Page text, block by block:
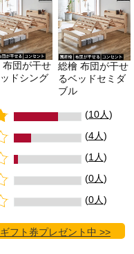
布団が干せ
ドシング
総檜 布団が干せ
るベッドセミダ
ブル
(10人)
(4人)
(1人)
(0人)
(0人)
フト券プレゼント中 >>